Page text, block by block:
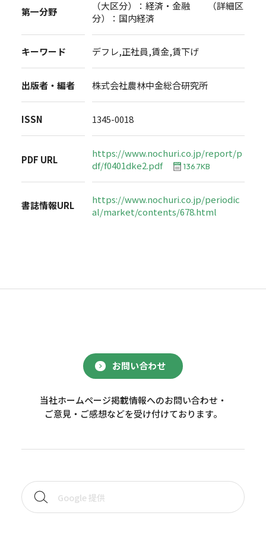
第一分野
（大区分）：経済・金融 （詳細区
分）：国内経済
キーワード デフレ,正社員,賃金,賃下げ
出版者・編者 株式会社農林中金総合研究所
ISSN 1345-0018
PDF URL
https://www.nochuri.co.jp/report/p
df/f0401dke2.pdf
136.7KB
書誌情報URL
https://www.nochuri.co.jp/periodic
al/market/contents/678.html
お問い合わせ
当社ホームページ掲載情報へのお問い合わせ・
ご意見・ご感想などを受け付けております。